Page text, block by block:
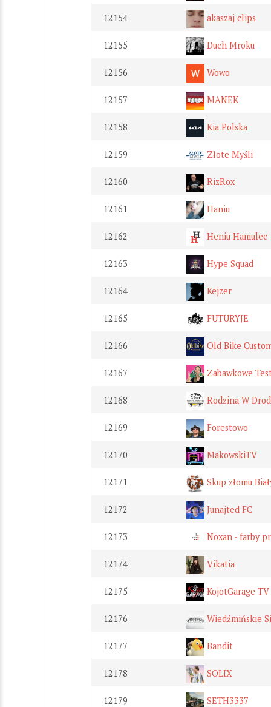
12154 akaszaj clips
12155 Duch Mroku
12156 Wowo
12157 MANEK
12158 Kia Polska
12159 Złote Myśli
12160 RizRox
12161 Haniu
12162 Heniu Hamulec
12163 Hype Squad
12164 Kejzer
12165 FUTURYJE
12166 Old Bike
12167 Zabawkowe
12168 Rodzina W
12169 Forestowo
12170 MakowskiTV
12171 Skup złomu
12172 Junajted FC
12173 Noxan - farby
12174 Vikatia
12175 KojotGarage TV
12176 Wiedźmińskie
12177 Bandit
12178 SOLIX
12179 SETH3337